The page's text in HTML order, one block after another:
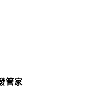
管家